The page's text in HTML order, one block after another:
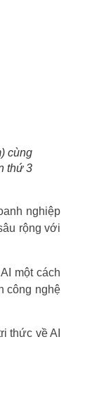
cùng
thứ 3
nghiệp
rộng với
một cách
công nghệ
thức về AI